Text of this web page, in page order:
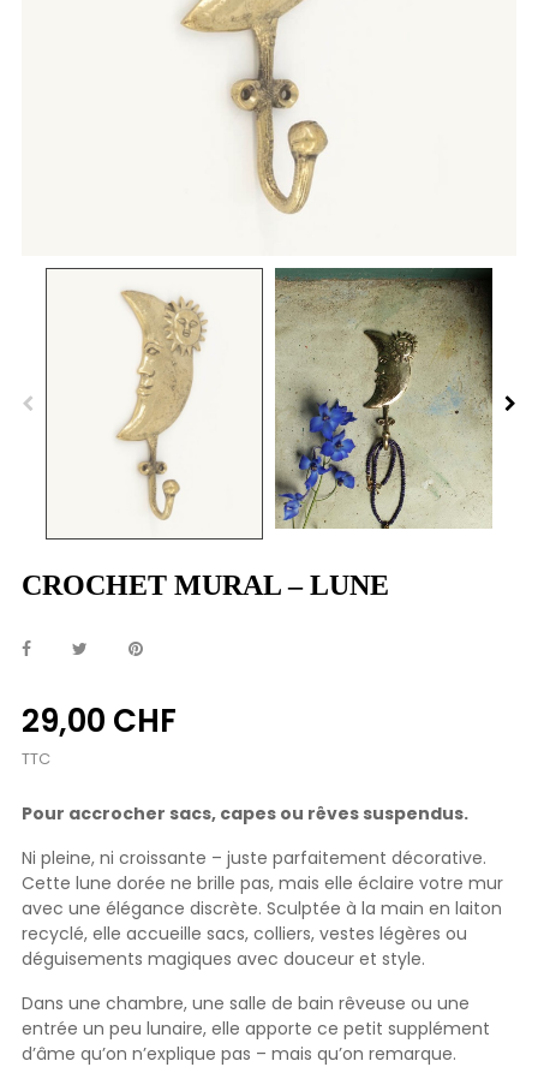
CROCHET MURAL – LUNE
29,00 CHF
TTC
Pour accrocher sacs, capes ou rêves suspendus.
Ni pleine, ni croissante – juste parfaitement décorative.
Cette lune dorée ne brille pas, mais elle éclaire votre mur
avec une élégance discrète. Sculptée à la main en laiton
recyclé, elle accueille sacs, colliers, vestes légères ou
déguisements magiques avec douceur et style.
Dans une chambre, une salle de bain rêveuse ou une
entrée un peu lunaire, elle apporte ce petit supplément
d’âme qu’on n’explique pas – mais qu’on remarque.